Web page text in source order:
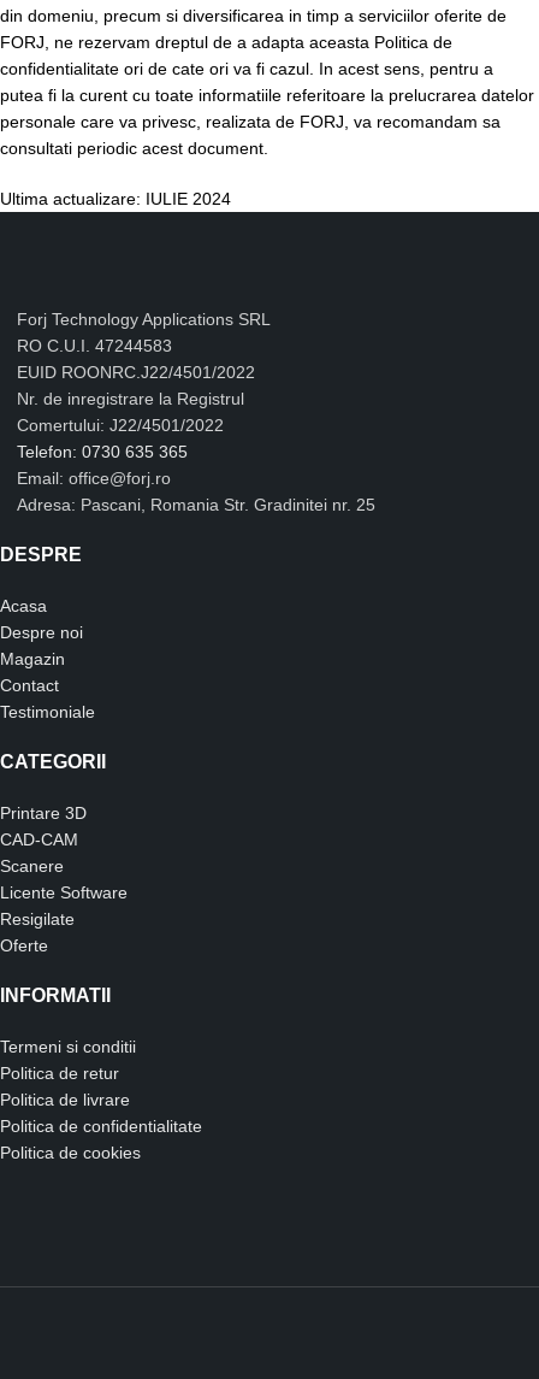
din domeniu, precum si diversificarea in timp a serviciilor oferite de
FORJ, ne rezervam dreptul de a adapta aceasta Politica de
confidentialitate ori de cate ori va fi cazul. In acest sens, pentru a
putea fi la curent cu toate informatiile referitoare la prelucrarea datelor
personale care va privesc, realizata de FORJ, va recomandam sa
consultati periodic acest document.
Ultima actualizare: IULIE 2024
Forj Technology Applications SRL
RO C.U.I. 47244583
EUID ROONRC.J22/4501/2022
Nr. de inregistrare la Registrul
Comertului: J22/4501/2022
Telefon: 0730 635 365
Email: office@forj.ro
Adresa: Pascani, Romania Str. Gradinitei nr. 25
DESPRE
Acasa
Despre noi
Magazin
Contact
Testimoniale
CATEGORII
Printare 3D
CAD-CAM
Scanere
Licente Software
Resigilate
Oferte
INFORMATII
Termeni si conditii
Politica de retur
Politica de livrare
Politica de confidentialitate
Politica de cookies